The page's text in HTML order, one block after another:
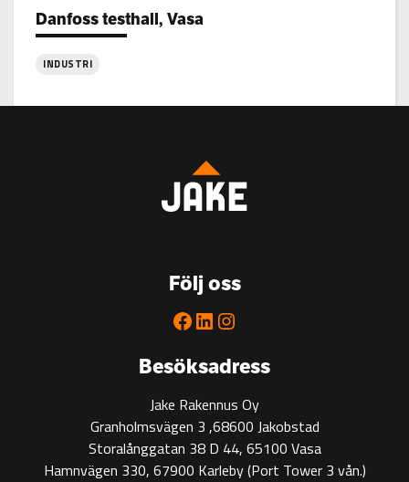
Danfoss testhall, Vasa
Project types:
INDUSTRI
Besöksadress
Jake Rakennus Oy
Granholmsvägen 3 ,68600 Jakobstad
Storalånggatan 38 D 44, 65100 Vasa
Hamnvägen 330, 67900 Karleby(Port Tower 3 vån.)
Följ oss
Facebook
LinkedIn
Instagram